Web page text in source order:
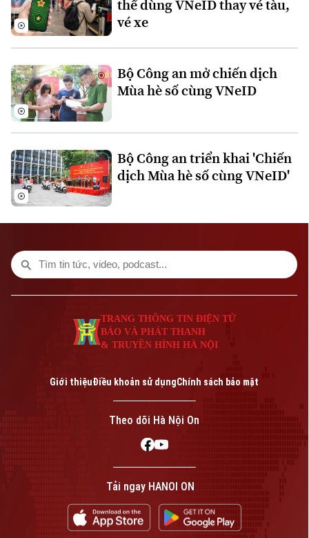
Tòa soạn
0865.116.699 (hotline) 0865.116.699
phép số: Số 63/GP-TTDT, cấp ngày 10/05/2023
TRANG THÔNG TIN ĐIỆN TỬ
CỦA CƠ QUAN BÁO VÀ PHÁT THANH TRUYỀN HÌNH HÀ NỘI
Số 3-5 Huỳnh Thúc Kháng-Phường Láng-Hà Nội
thể dùng VNeID thay vé tàu,
vé xe
Bộ Công an mở chiến dịch
Mùa hè số cùng VNeID
Bộ Công an triển khai 'Chiến
dịch Mùa hè số cùng VNeID'
TRANG THÔNG TIN ĐIỆN TỬ
BÁO VÀ PHÁT THANH
& TRUYỀN HÌNH HÀ NỘI
Giới thiệuĐiều khoản sử dụngChính sách bảo mật
Theo dõi Hà Nội On
Tải ngay HANOI ON